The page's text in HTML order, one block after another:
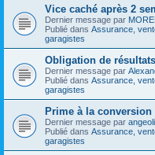
Vice caché après 2
Dernier message par
Publié dans Assurance,
garagistes
Obligation de résultats
Dernier message par
Publié dans Assurance,
garagistes
Prime à la conversion
Dernier message par
Publié dans Assurance,
garagistes